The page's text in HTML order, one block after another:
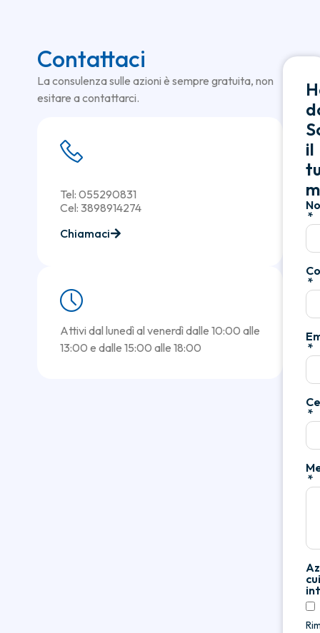
Contattaci
La consulenza sulle azioni è sempre gratuita, non
esitare a contattarci.
Tel: 055290831
Cel: 3898914274
Chiamaci
Attivi dal lunedì al venerdì dalle 10:00 alle
13:00 e dalle 15:00 alle 18:00
il